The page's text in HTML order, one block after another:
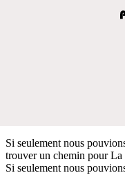
Si seulement nous
trouver un chemin pour
Si seulement nous